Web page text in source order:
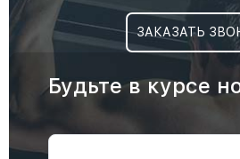
ЗАКАЗАТЬ
Будьте в курсе